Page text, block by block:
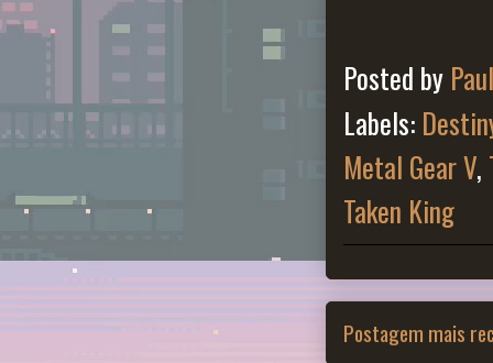
Posted by
Labels:
Metal Gear V,
Taken King
Postagem mais